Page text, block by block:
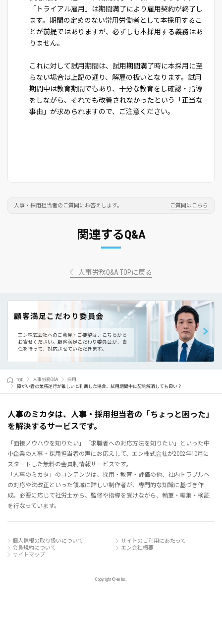
「トライアル雇用」は期間満了により雇用契約が終了し
ます。期間の定めのない常用労働者として本採用するこ
とが前提ではありますが、必ずしも本採用する義務はあ
りません。
これに対して試用期間は、試用期間満了時に本採用に至
らない場合は上記の通り、解雇の扱いとなります。試用
期間中は教育期間でもあり、十分な教育をし確認・指導
をしながら、それでも改善されなかったという「正当な
事由」が求められますので、ご注意ください。
人事・採用担当者のご質問にお答えします。 ご質問はこちら
関連するQ&A
人事労務Q&A TOPに戻る
顧客満足こだわり委員会
エン株式会社へのご意見・ご要望は、こちらから
お寄せください。 顧客満足こだわり委員会が、責
任を持って、対応させていただきます。
TOP 人事労務Q&A
採用
障がい者の業務遂行が難しいと判断した場合、試用期間中に契約解消しても良い？
人事のミカタは、人事・採用担当者の「ちょっと困った」
を解決するサービスです。
「面接ノウハウを知りたい」「求職者への対応方法を知りたい」といった中
小企業の人事・採用担当者の声にお応えして、エン株式会社が2002年10月に
スタートした無料の会員制情報サービスです。
「人事のミカタ」のコンテンツは、採用・教育・評価の他、社内トラブルへ
の対応や法改正といった領域に詳しい制作者が、専門的な知識に基づき作
成。必要に応じて社労士から、監修や指導を受けながら、執筆・編集・検証
を行なっています。
個人情報の取り扱いについて
サイトのご利用にあたって
会員規約について
エン会社概要
サイトマップ
Copyright © en Inc.